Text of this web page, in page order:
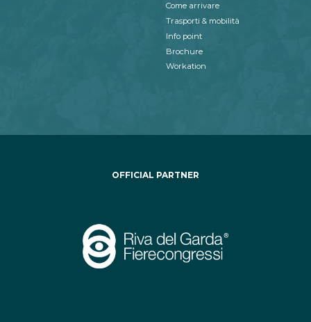
Come arrivare
Trasporti & mobilità
Info point
Brochure
Workation
OFFICIAL PARTNER